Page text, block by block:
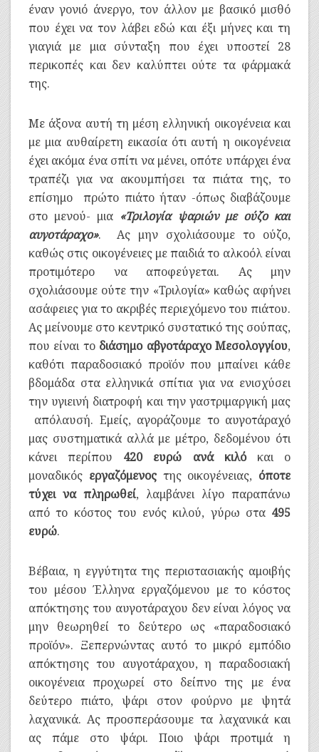
έναν γονιό άνεργο, τον άλλον με βασικό μισθό
που έχει να τον λάβει εδώ και έξι μήνες και τη
γιαγιά με μια σύνταξη που έχει υποστεί 28
περικοπές και δεν καλύπτει ούτε τα φάρμακά
της.
Με άξονα αυτή τη μέση ελληνική οικογένεια και
με μια αυθαίρετη εικασία ότι αυτή η οικογένεια
έχει ακόμα ένα σπίτι να μένει, οπότε υπάρχει ένα
τραπέζι για να ακουμπήσει τα πιάτα της, το
επίσημο πρώτο πιάτο ήταν -όπως διαβάζουμε
στο μενού- μια «Τριλογία ψαριών με ούζο και
αυγοτάραχο». Ας μην σχολιάσουμε το ούζο,
καθώς στις οικογένειες με παιδιά το αλκοόλ είναι
προτιμότερο να αποφεύγεται. Ας μην
σχολιάσουμε ούτε την «Τριλογία» καθώς αφήνει
ασάφειες για το ακριβές περιεχόμενο του πιάτου.
Ας μείνουμε στο κεντρικό συστατικό της σούπας,
που είναι το διάσημο αβγοτάραχο Μεσολογγίου,
καθότι παραδοσιακό προϊόν που μπαίνει κάθε
βδομάδα στα ελληνικά σπίτια για να ενισχύσει
την υγιεινή διατροφή και την γαστριμαργική μας
απόλαυσή. Εμείς, αγοράζουμε το αυγοτάραχό
μας συστηματικά αλλά με μέτρο, δεδομένου ότι
κάνει περίπου 420 ευρώ ανά κιλόκαι ο
μοναδικός εργαζόμενοςτης οικογένειας, όποτε
τύχει να πληρωθεί, λαμβάνει λίγο παραπάνω
από το κόστος του ενός κιλού, γύρω στα 495
ευρώ.
Βέβαια, η εγγύτητα της περιστασιακής αμοιβής
του μέσου Έλληνα εργαζόμενου με το κόστος
απόκτησης του αυγοτάραχου δεν είναι λόγος να
μην θεωρηθεί το δεύτερο ως «παραδοσιακό
προϊόν». Ξεπερνώντας αυτό το μικρό εμπόδιο
απόκτησης του αυγοτάραχου, η παραδοσιακή
οικογένεια προχωρεί στο δείπνο της με ένα
δεύτερο πιάτο, ψάρι στον φούρνο με ψητά
λαχανικά. Ας προσπεράσουμε τα λαχανικά και
ας πάμε στο ψάρι. Ποιο ψάρι προτιμά η